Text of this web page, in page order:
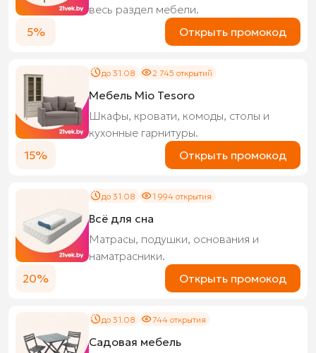
весь раздел мебели.
5%
Открыть промокод
до 31.08 2 745 открытий
Мебель Mio Tesoro
Шкафы, кровати, комоды, столы и
кухонные гарнитуры.
15%
Открыть промокод
до 31.08 1 994 открытия
Всё для сна
Матрасы, подушки, основания и
наматрасники.
20%
Открыть промокод
до 31.08 744 открытия
Садовая мебель